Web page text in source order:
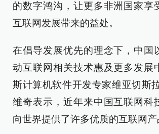
的数字鸿沟，让更多非洲国家享
互联网发展带来的益处。
在倡导发展优先的理念下，中国
动互联网相关技术惠及更多发展
斯计算机软件开发专家维亚切斯
维奇表示，近年来中国互联网科
向世界提供了许多优质的互联网产